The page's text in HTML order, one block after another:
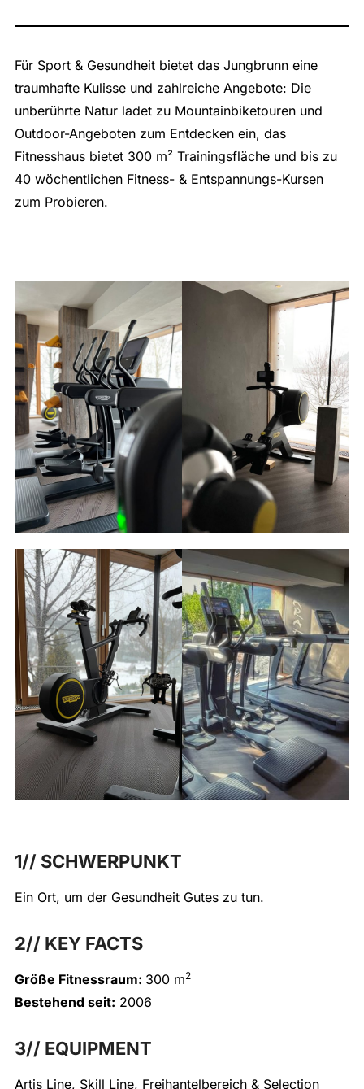
Für Sport & Gesundheit bietet das Jungbrunn eine
traumhafte Kulisse und zahlreiche Angebote: Die
unberührte Natur ladet zu Mountainbiketouren und
Outdoor-Angeboten zum Entdecken ein, das
Fitnesshaus bietet 300 m² Trainingsfläche und bis zu
40 wöchentlichen Fitness- & Entspannungs-Kursen
zum Probieren.
1// SCHWERPUNKT
Ein Ort, um der Gesundheit Gutes zu tun.
2// KEY FACTS
Größe Fitnessraum: 300 m2
Bestehend seit: 2006
3// EQUIPMENT
Artis Line, Skill Line, Freihantelbereich & Selection